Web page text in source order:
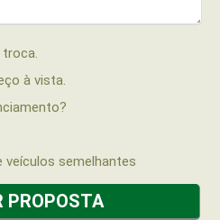
troca.
à vista.
veículos semelhantes